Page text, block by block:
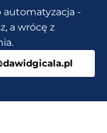
automatyzacja -
a wrócę z